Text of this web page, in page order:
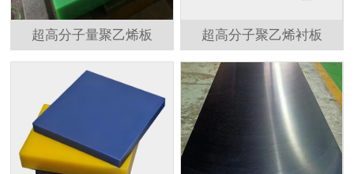
超高分子量聚乙烯板 超高分子聚乙烯衬板